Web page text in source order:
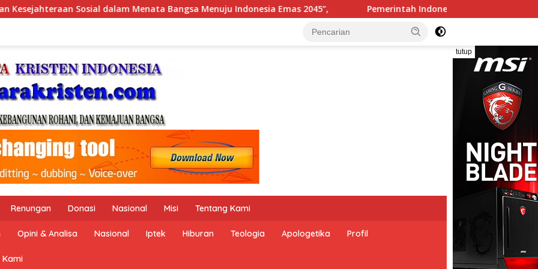
Menuju Indonesia Emas 2045”, Pemerintah Indonesia dan Perserikatan Bangsa-Bangsa Peringati Hari Dunia
tutup
Renungan Donasi Nasional Misi Tentang Kami
Opini & Analisa Nasional Iptek Hiburan Teologia Apologetika Profil
Kami